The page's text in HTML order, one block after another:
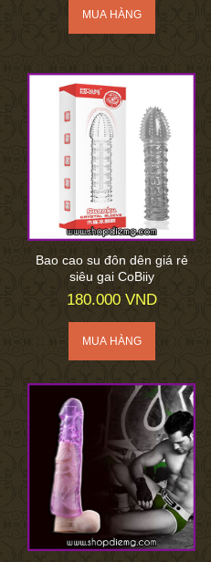
Bao cao su đôn dên giá rẻ
siêu gai CoBiiy
180.000 VND